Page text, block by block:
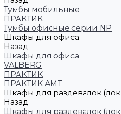
Тумбы мобильные
ПРАКТИК
Тумбы офисные серии NP
Шкафы для офиса
Назад
Шкафы для офиса
VALBERG
ПРАКТИК
ПРАКТИК AMT
Шкафы для раздевалок
Назад
Шкафы для раздевалок